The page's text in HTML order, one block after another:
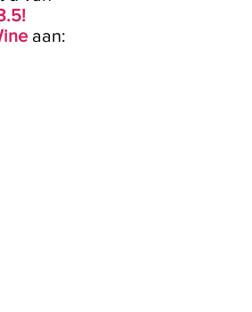
aan: